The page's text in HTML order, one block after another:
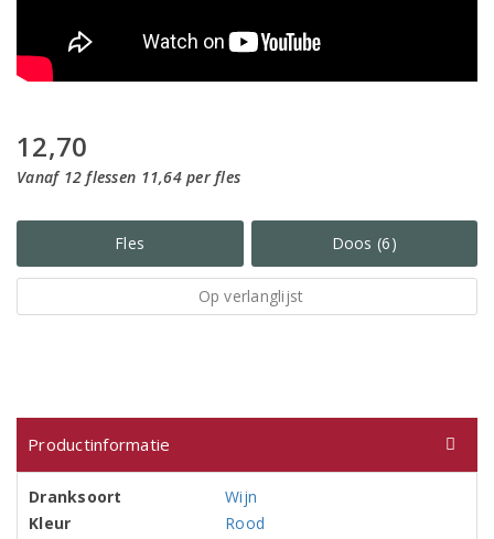
12,70
Vanaf 12 flessen 11,64 per fles
Fles Doos (6)
Op verlanglijst
Productinformatie
Dranksoort
Wijn
Kleur
Rood